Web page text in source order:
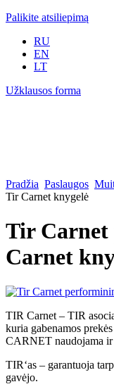
Palikite atsiliepimą
RU
EN
LT
Užklausos forma
Pradžia Paslaugos
Tir Carnet knygelė
Tir
Carnet
TIR Carnet – TIR
kuria gabenamos
CARNET naudojama ir
TIR‘as – garantuoja
gavėjo.